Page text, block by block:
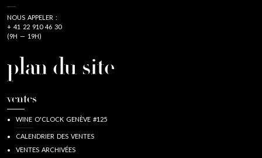
NOUS APPELER :
+ 41 22 910 46 30
(9H — 19H)
plan du site
ventes
WINE O'CLOCK GENÈVE #125
CALENDRIER DES VENTES
VENTES ARCHIVÉES